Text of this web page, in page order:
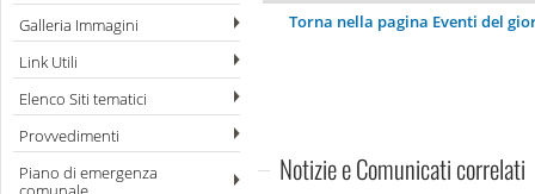
Galleria Immagini
Link Utili
Elenco Siti tematici
Provvedimenti
Piano di emergenza
Torna nella pagina Eventi del
Notizie e Comunicati correlati